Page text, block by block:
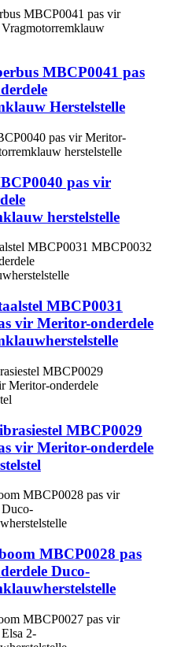
MBCP0041 pas
Herstelstelle
pas vir
herstelstelle
MBCP0031
vir Meritor-onderdele
MBCP0029
vir Meritor-onderdele
MBCP0028 pas
Duco-